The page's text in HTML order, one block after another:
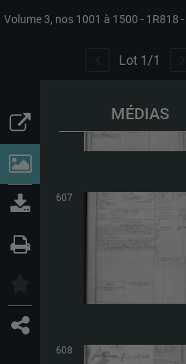
Volume 3, nos 1001 à 1500 1R818
Lot 1 /1
MÉDIAS
607
608